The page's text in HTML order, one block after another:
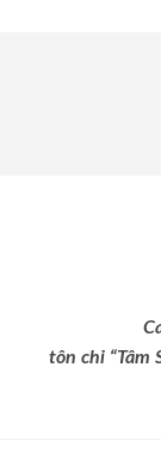
tôn chỉ “Tâm